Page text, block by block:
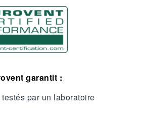
garantit :
par un laboratoire